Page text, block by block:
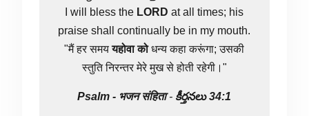
I will bless the LORD at all times; his
praise shall continually be in my mouth.
"मैं हर समययहोवा कोधन्य कहा करूंगा; उसकी
स्तुति निरन्तर मेरे मुख से होती रहेगी।"
Psalm - भजन संहिता- కీర్తనలు 34:1